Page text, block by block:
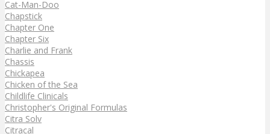
Cat-Man-Doo
Chapstick
Chapter One
Chapter Six
Charlie and Frank
Chassis
Chickapea
Chicken of the Sea
Childlife Clinicals
Christopher's Original Formulas
Citra Solv
Citracal